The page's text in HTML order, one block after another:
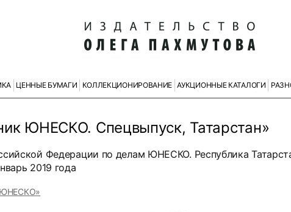
ЦЕННЫЕ БУМАГИ КОЛЛЕКЦИОНИРОВАНИЕ АУКЦИОННЫЕ КАТАЛОГИ
ЮНЕСКО. Спецвыпуск, Татарстан»
Федерации по делам ЮНЕСКО. Республика
2019 года
ЮНЕСКО»